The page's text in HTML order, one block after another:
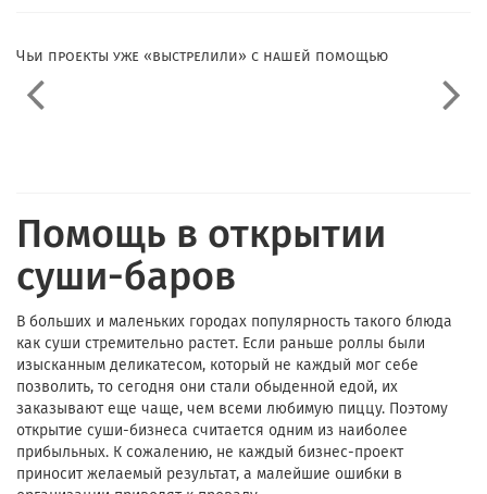
Чьи проекты уже «выстрелили» с нашей помощью
Помощь в открытии
суши-баров
В больших и маленьких городах популярность такого блюда
как суши стремительно растет. Если раньше роллы были
изысканным деликатесом, который не каждый мог себе
позволить, то сегодня они стали обыденной едой, их
заказывают еще чаще, чем всеми любимую пиццу. Поэтому
открытие суши-бизнеса считается одним из наиболее
прибыльных. К сожалению, не каждый бизнес-проект
приносит желаемый результат, а малейшие ошибки в